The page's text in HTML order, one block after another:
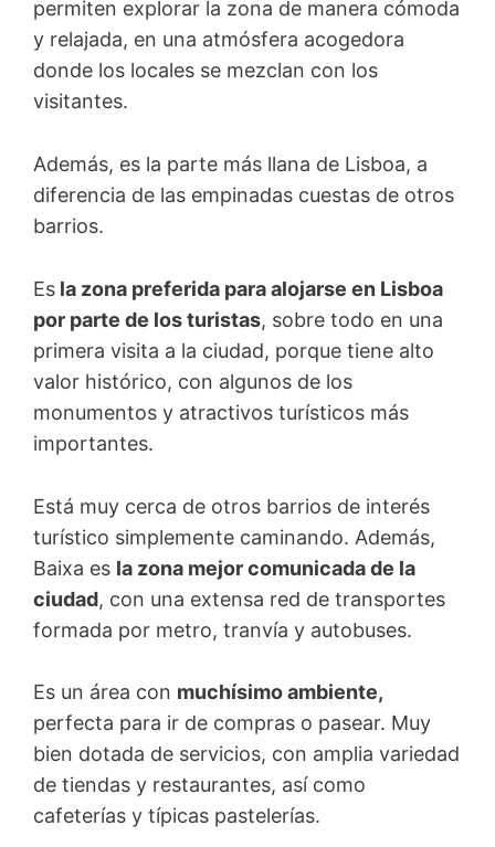
permiten explorar la zona de manera cómoda
y relajada, en una atmósfera acogedora
donde los locales se mezclan con los
visitantes.
Además, es la parte más llana de Lisboa, a
diferencia de las empinadas cuestas de otros
barrios.
Es la zona preferida para alojarse en Lisboa
por parte de los turistas, sobre todo en una
primera visita a la ciudad, porque tiene alto
valor histórico, con algunos de los
monumentos y atractivos turísticos más
importantes.
Está muy cerca de otros barrios de interés
turístico simplemente caminando. Además,
Baixa es la zona mejor comunicada de la
ciudad, con una extensa red de transportes
formada por metro, tranvía y autobuses.
Es un área con muchísimo ambiente,
perfecta para ir de compras o pasear. Muy
bien dotada de servicios, con amplia variedad
de tiendas y restaurantes, así como
cafeterías y típicas pastelerías.